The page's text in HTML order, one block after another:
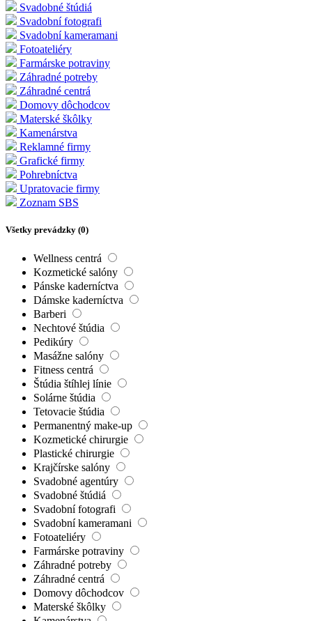
Svadobné štúdiá
Svadobní fotografi
Svadobní kameramani
Fotoateliéry
Farmárske potraviny
Záhradné potreby
Záhradné centrá
Domovy dôchodcov
Materské škôlky
Kamenárstva
Reklamné firmy
Grafické firmy
Pohrebníctva
Upratovacie firmy
Zoznam SBS
Všetky prevádzky (0)
Wellness centrá
Kozmetické salóny
Pánske kaderníctva
Dámske kaderníctva
Barberi
Nechtové štúdia
Pedikúry
Masážne salóny
Fitness centrá
Štúdia štíhlej línie
Solárne štúdia
Tetovacie štúdia
Permanentný make-up
Kozmetické chirurgie
Plastické chirurgie
Krajčírske salóny
Svadobné agentúry
Svadobné štúdiá
Svadobní fotografi
Svadobní kameramani
Fotoateliéry
Farmárske potraviny
Záhradné potreby
Záhradné centrá
Domovy dôchodcov
Materské škôlky